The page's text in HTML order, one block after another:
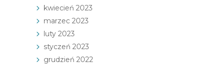
kwiecień 2023
marzec 2023
luty 2023
styczeń 2023
grudzień 2022